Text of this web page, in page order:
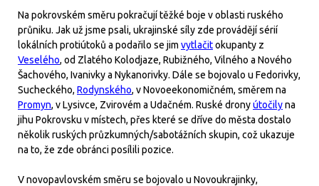
Na pokrovském směru pokračují těžké boje v oblasti ruského
průniku. Jak už jsme psali, ukrajinské síly zde provádějí sérií
lokálních protiútoků a podařilo se jim vytlačitokupanty z
Veselého, od Zlatého Kolodjaze, Rubižného, Vilného a Nového
Šachového, Ivanivky a Nykanorivky. Dále se bojovalo u Fedorivky,
Sucheckého, Rodynského, v Novoeekonomičném, směrem na
Promyn, v Lysivce, Zvirovém a Udačném. Ruské dronyútočilyna
jihu Pokrovsku v místech, přes které se dříve do města dostalo
několik ruských průzkumných/sabotážních skupin, což ukazuje
na to, že zde obránci posílili pozice.
V novopavlovském směru se bojovalo u Novoukrajinky,